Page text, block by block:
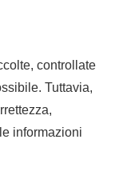
controllate
Tuttavia,
informazioni